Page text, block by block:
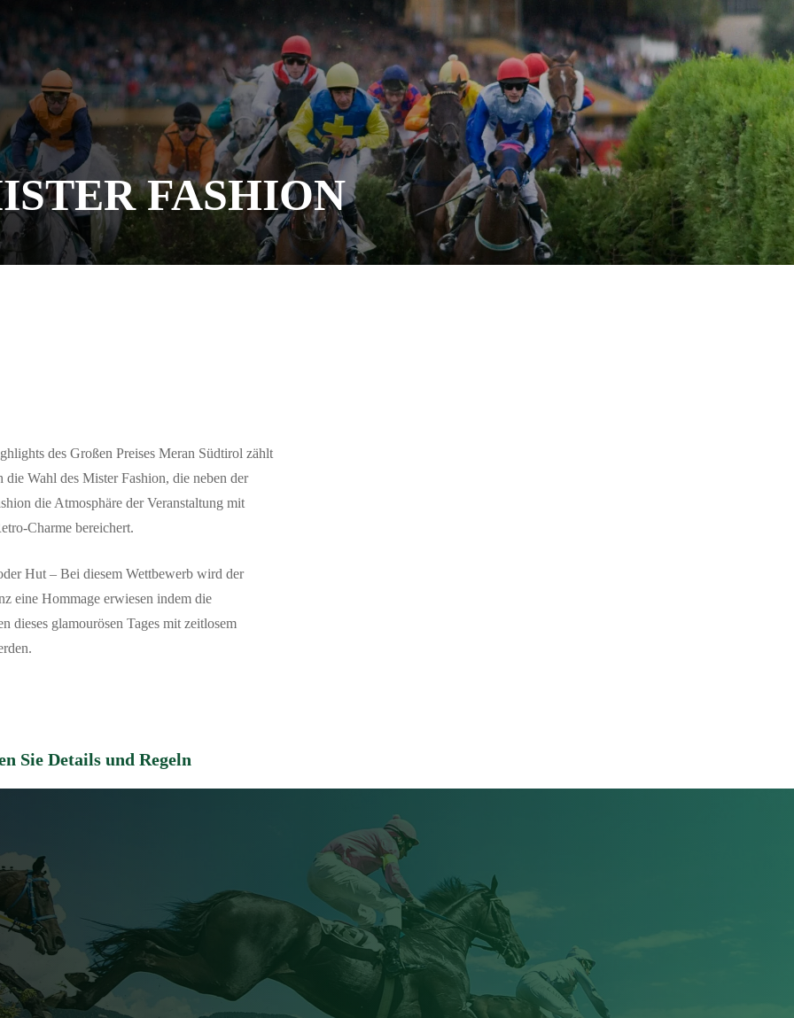
FASHION
des Großen Preises Meran Südtirol zählt
die Wahl des Mister Fashion, die neben der
die Atmosphäre der Veranstaltung mit
Charme bereichert.
Hut – Bei diesem Wettbewerb wird der
eine Hommage erwiesen indem die
dieses glamourösen Tages mit zeitlosem
Sie Details und Regeln